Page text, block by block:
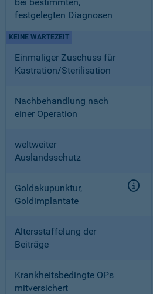
festgelegten Diagnosen
Einmaliger Zuschuss für
Kastration/Sterilisation
KEINE WARTEZEIT
Nachbehandlung nach
einer Operation
weltweiter
Auslandsschutz
Goldakupunktur,
Goldimplantate
Altersstaffelung der
Beiträge
Krankheitsbedingte OPs
mitversichert